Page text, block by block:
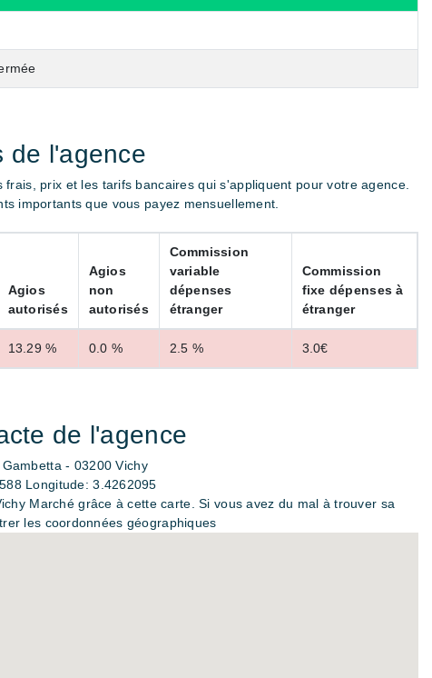
de l'agence
frais, prix et les tarifs bancaires qui s'appliquent pour votre agence.
importants que vous payez mensuellement.
Agios
autorisés
Agios
non
autorisés
Commission
variable
dépenses
étranger
Commission
fixe dépenses à
étranger
13.29 % 0.0 % 2.5 % 3.0€
de l'agence
- 03200 Vichy
Longitude: 3.4262095
Marché grâce à cette carte. Si vous avez du mal à trouver sa
les coordonnées géographiques